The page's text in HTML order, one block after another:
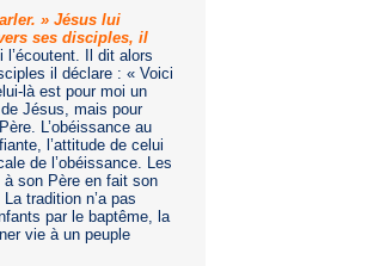
» Jésus lui
ses disciples, il
Il dit alors
il déclare : « Voici
là est pour moi un
Jésus, mais pour
L’obéissance au
l’attitude de celui
de l’obéissance. Les
à son Père en fait son
tradition n’a pas
par le baptême, la
vie à un peuple